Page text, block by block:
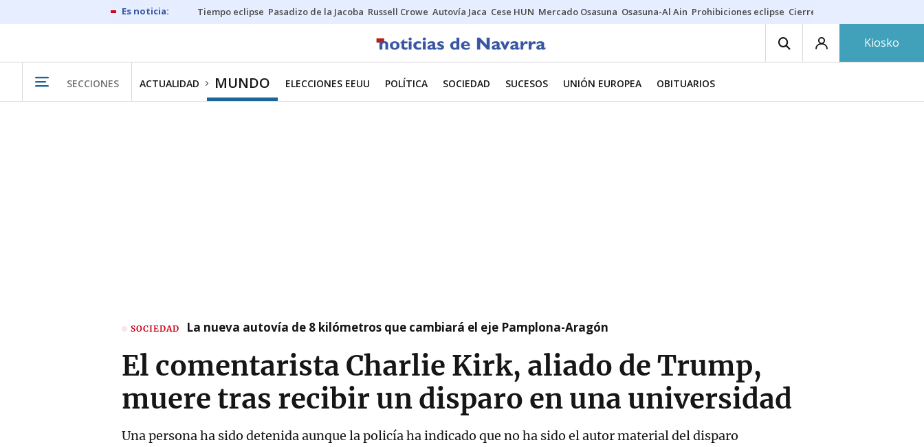
Tiempo eclipse Pasadizo de la Jacoba Russell Crowe Autovía Jaca Cese HUN Mercado Osasuna Osasuna-Al Ain Prohibiciones eclipse Cierre cosmética
Kiosko
SECCIONES ACTUALIDAD MUNDO ELECCIONES EEUU POLÍTICA SOCIEDAD SUCESOS UNIÓN EUROPEA OBITUARIOS
SOCIEDAD La nueva autovía de 8 kilómetros que cambiará el eje Pamplona-Aragón
El comentarista Charlie Kirk, aliado de Trump,
muere tras recibir un disparo en una universidad
Una persona ha sido detenida aunque la policía ha indicado que no ha sido el autor material del disparo